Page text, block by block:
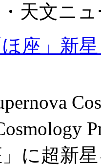
天文ニ
ほ座」新
」に超新